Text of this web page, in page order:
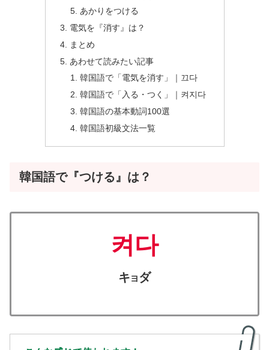
あかりをつける
電気を『消す』は？
まとめ
あわせて読みたい記事
韓国語で「電気を消す」｜끄다
韓国語で「入る・つく」｜켜지다
韓国語の基本動詞100選
韓国語初級文法一覧
韓国語で『つける』は？
켜다
キヨ ダ